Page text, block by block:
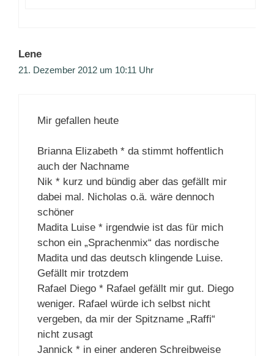
Lene
21. Dezember 2012 um 10:11 Uhr
Mir gefallen heute
Brianna Elizabeth * da stimmt hoffentlich
auch der Nachname
Nik * kurz und bündig aber das gefällt mir
dabei mal. Nicholas o.ä. wäre dennoch
schöner
Madita Luise * irgendwie ist das für mich
schon ein „Sprachenmix“ das nordische
Madita und das deutsch klingende Luise.
Gefällt mir trotzdem
Rafael Diego * Rafael gefällt mir gut. Diego
weniger. Rafael würde ich selbst nicht
vergeben, da mir der Spitzname „Raffi“
nicht zusagt
Jannick * in einer anderen Schreibweise